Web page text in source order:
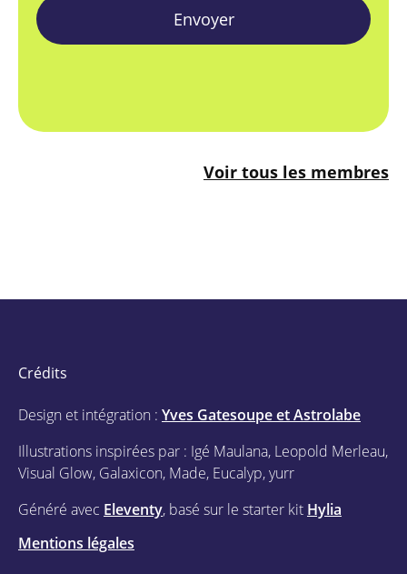
Envoyer
Voir tous les membres
Crédits
Design et intégration : Yves Gatesoupe et Astrolabe
Illustrations inspirées par : Igé Maulana, Leopold Merleau,
Visual Glow, Galaxicon, Made, Eucalyp, yurr
Généré avec Eleventy, basé sur le starter kit Hylia
Mentions légales